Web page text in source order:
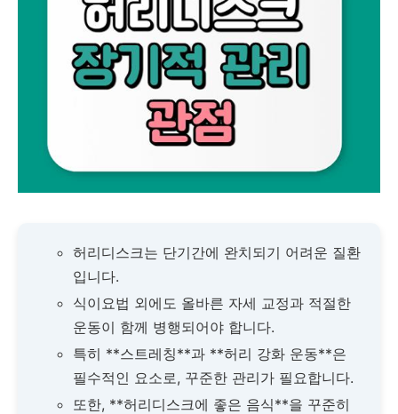
허리디스크는 단기간에 완치되기 어려운 질환
입니다.
식이요법 외에도 올바른 자세 교정과 적절한
운동이 함께 병행되어야 합니다.
특히 **스트레칭**과 **허리 강화 운동**은
필수적인 요소로, 꾸준한 관리가 필요합니다.
또한, **허리디스크에 좋은 음식**을 꾸준히